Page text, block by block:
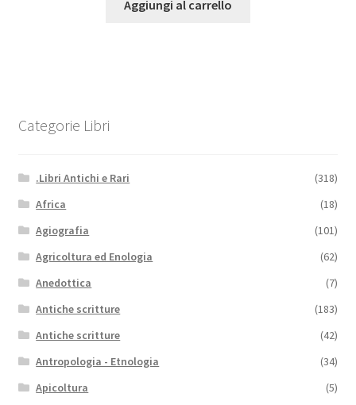
Aggiungi al carrello
Categorie Libri
.Libri Antichi e Rari
(318)
Africa
(18)
Agiografia
(101)
Agricoltura ed Enologia
(62)
Anedottica
(7)
Antiche scritture
(183)
Antiche scritture
(42)
Antropologia - Etnologia
(34)
Apicoltura
(5)